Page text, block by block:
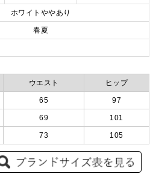
ホワイトややあり
春夏
ウエスト ヒップ
65 97
69 101
73 105